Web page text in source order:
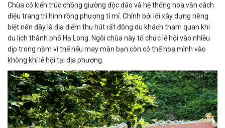
Chùa có kiến trúc chồng giường độc đáo và hệ thống hoa văn cách
điệu trang trí hình rồng phượng tỉ mỉ. Chính bởi lối xây dựng riêng
biệt nên đây là địa điểm thu hút rất đông du khách tham quan khi
du lịch thành phố Hạ Long. Ngôi chùa này tổ chức lễ hội vào nhiều
dịp trong năm vì thế nếu may mắn bạn còn có thể hòa mình vào
không khí lễ hội tại địa phương.